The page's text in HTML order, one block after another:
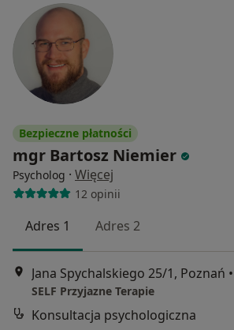
Bezpieczne płatności
mgr Bartosz Niemier
Psycholog · Więcej
12 opinii
Adres 1 Adres 2
Jana Spychalskiego 25/1, Poznań •
SELF Przyjazne Terapie
Konsultacja psychologiczna